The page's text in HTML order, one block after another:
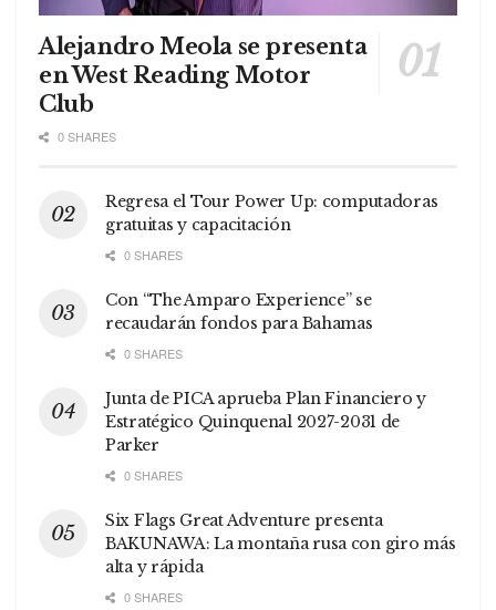
Alejandro Meola se presenta
en West Reading Motor
Club
0 SHARES
Regresa el Tour Power Up: computadoras
gratuitas y capacitación
0 SHARES
Con “The Amparo Experience” se
recaudarán fondos para Bahamas
0 SHARES
Junta de PICA aprueba Plan Financiero y
Estratégico Quinquenal 2027-2031 de
Parker
0 SHARES
Six Flags Great Adventure presenta
BAKUNAWA: La montaña rusa con giro más
alta y rápida
0 SHARES